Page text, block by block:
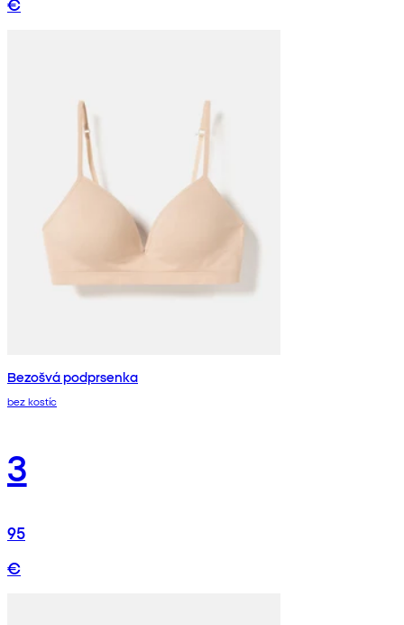
Bezošvá podprsenka
bez kostíc
3
95
€